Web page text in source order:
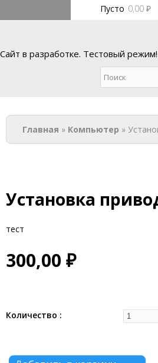
Перейти к основному содержанию
Пусто 0,00 ₽
Ремонт
Сайт в разработке. Тестовый режим!
Вы здесь
Главная » Компьютер »
Установка
тест
300,00 ₽
Количество